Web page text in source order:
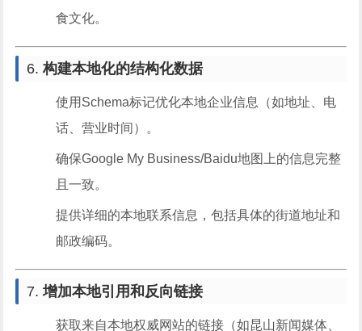
食文化。
6.构建本地化的结构化数据
使用Schema标记优化本地企业信息（如地址、电
话、营业时间）。
确保Google My Business/Baidu地图上的信息完整
且一致。
提供详细的本地联系信息，包括具体的街道地址和
邮政编码。
7.增加本地引用和反向链接
获取来自本地权威网站的链接（如昆山新闻媒体、